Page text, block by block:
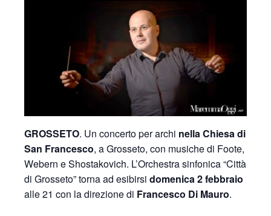
GROSSETO. Un concerto per archi nella Chiesa di
San Francesco, a Grosseto, con musiche di Foote,
Webern e Shostakovich. L’Orchestra sinfonica “Città
di Grosseto” torna ad esibirsi domenica 2 febbraio
alle 21 con la direzione di Francesco Di Mauro.